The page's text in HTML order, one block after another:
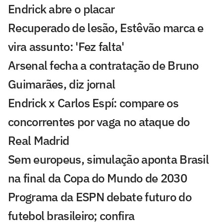
Endrick abre o placar
Recuperado de lesão, Estêvão marca e
vira assunto: 'Fez falta'
Arsenal fecha a contratação de Bruno
Guimarães, diz jornal
Endrick x Carlos Espí: compare os
concorrentes por vaga no ataque do
Real Madrid
Sem europeus, simulação aponta Brasil
na final da Copa do Mundo de 2030
Programa da ESPN debate futuro do
futebol brasileiro; confira